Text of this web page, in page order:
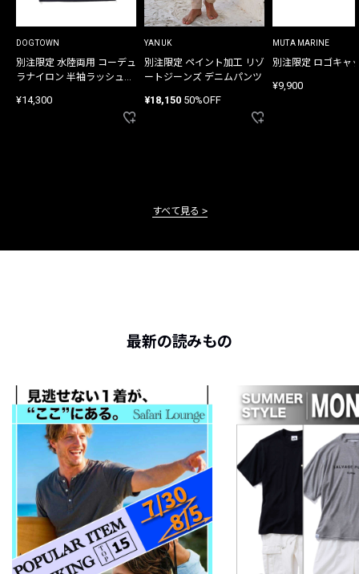
DOGTOWN
別注限定 水陸両用 コーデュ
ラナイロン 半袖ラッシュガ
¥14,300
YANUK
別注限定 ペイント加工 リゾ
ートジーンズ デニムパンツ
¥18,150 50%OFF
MUTA MARINE
別注限定 ロゴキャ
¥9,900
すべて見る
最新の読みもの